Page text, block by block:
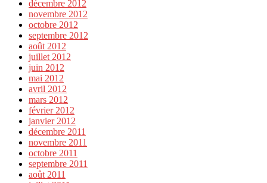
décembre 2012
novembre 2012
octobre 2012
septembre 2012
août 2012
juillet 2012
juin 2012
mai 2012
avril 2012
mars 2012
février 2012
janvier 2012
décembre 2011
novembre 2011
octobre 2011
septembre 2011
août 2011